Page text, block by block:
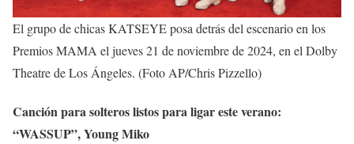
El grupo de chicas KATSEYE posa detrás del escenario en los
Premios MAMA el jueves 21 de noviembre de 2024, en el Dolby
Theatre de Los Ángeles. (Foto AP/Chris Pizzello)
Canción para solteros listos para ligar este verano:
“WASSUP”, Young Miko